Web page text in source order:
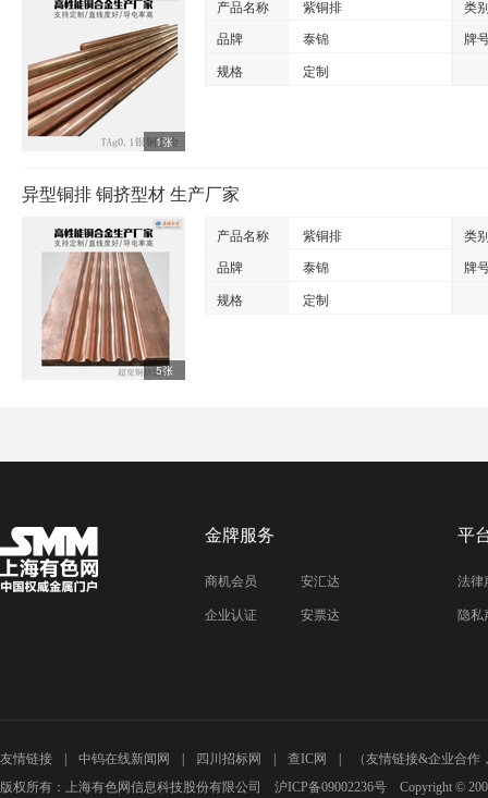
1张
产品名称 紫铜排
类
品牌
泰锦
牌
规格
定制
异型铜排 铜挤型材 生产厂家
5张
产品名称 紫铜排
类
品牌
泰锦
牌
规格
定制
金牌服务
商机会员
企业认证
安汇达
安票达
平
法律
隐私
友情链接 中钨在线新闻网 四川招标网 查IC网
（友情链接&企业合作
版权所有：上海有色网信息科技股份有限公司 沪ICP备09002236号 Copyright ©